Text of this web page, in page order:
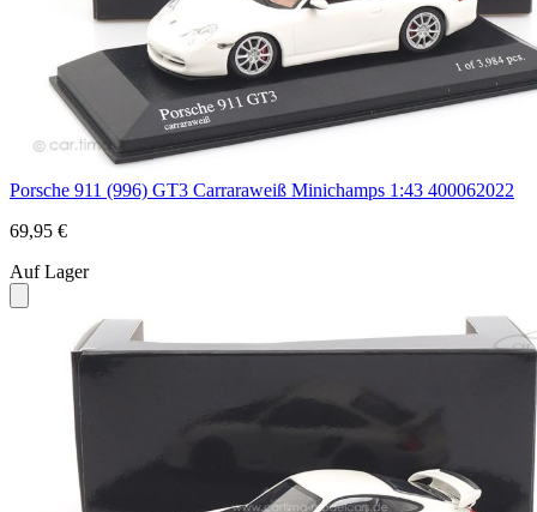
Porsche 911 (996) GT3 Carraraweiß Minichamps 1:43 400062022
69,95 €
Auf Lager